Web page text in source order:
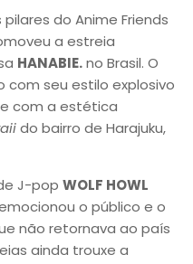
do Anime Friends
a estreia
HANABIE.no Brasil. O
seu estilo explosivo
com a estética
do bairro de Harajuku,
J-pop WOLF HOWL
o público e o
não retornava ao país
ainda trouxe a